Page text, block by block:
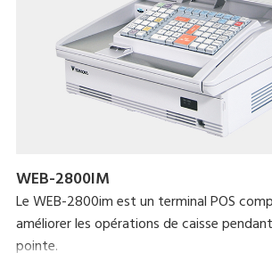
WEB-2800IM
Le WEB-2800im est un terminal POS
améliorer les opérations de caisse
pointe.